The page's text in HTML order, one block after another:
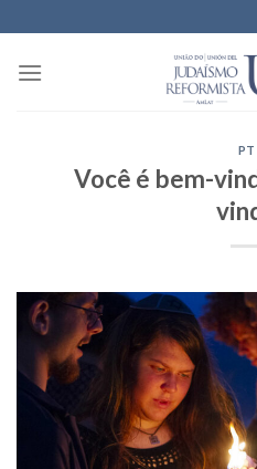
to
content
PT
Você é bem-